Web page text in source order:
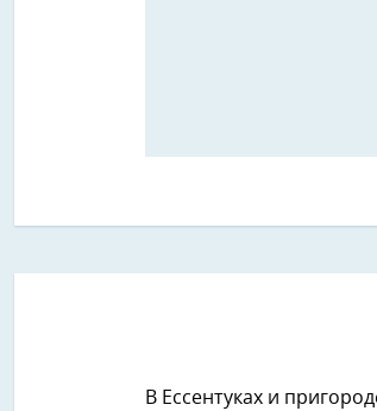
В Ессентуках и